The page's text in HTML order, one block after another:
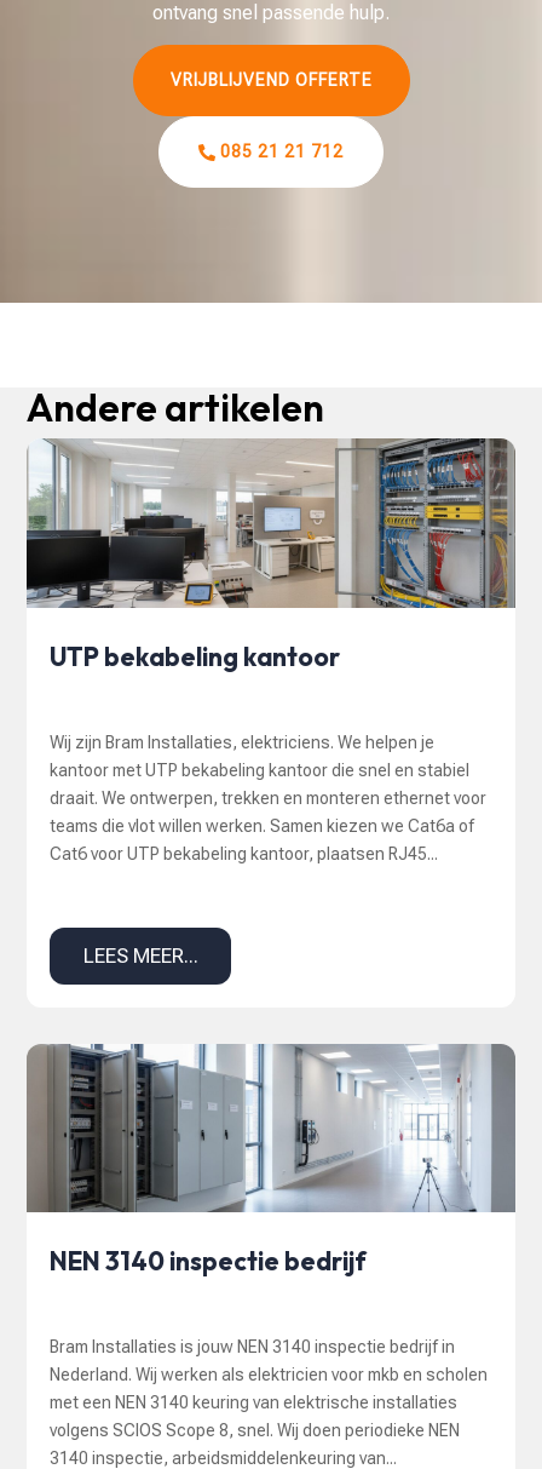
ontvang snel passende hulp.
VRIJBLIJVEND OFFERTE
085 21 21 712
Andere artikelen
UTP bekabeling kantoor
Wij zijn Bram Installaties, elektriciens. We helpen je
kantoor met UTP bekabeling kantoor die snel en stabiel
draait. We ontwerpen, trekken en monteren ethernet voor
teams die vlot willen werken. Samen kiezen we Cat6a of
Cat6 voor UTP bekabeling kantoor, plaatsen RJ45...
LEES MEER...
NEN 3140 inspectie bedrijf
Bram Installaties is jouw NEN 3140 inspectie bedrijf in
Nederland. Wij werken als elektricien voor mkb en scholen
met een NEN 3140 keuring van elektrische installaties
volgens SCIOS Scope 8, snel. Wij doen periodieke NEN
3140 inspectie, arbeidsmiddelenkeuring van...